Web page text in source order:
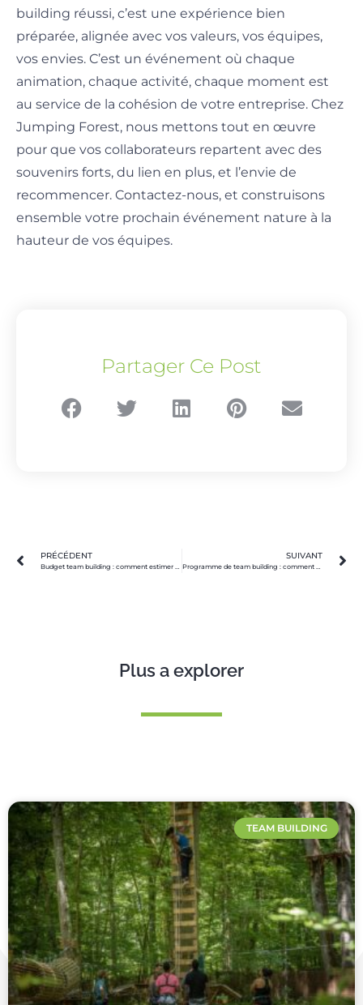
building réussi, c’est une expérience bien
préparée, alignée avec vos valeurs, vos équipes,
vos envies. C’est un événement où chaque
animation, chaque activité, chaque moment est
au service de la cohésion de votre entreprise. Chez
Jumping Forest, nous mettons tout en œuvre
pour que vos collaborateurs repartent avec des
souvenirs forts, du lien en plus, et l’envie de
recommencer. Contactez-nous, et construisons
ensemble votre prochain événement nature à la
hauteur de vos équipes.
Partager Ce Post
PRÉCÉDENT SUIVANT
Plus a explorer
TEAM BUILDING